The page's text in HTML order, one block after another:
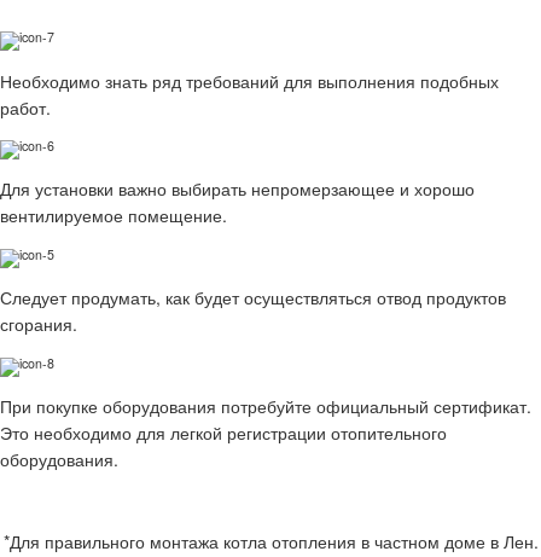
Необходимо знать ряд требований для выполнения подобных
работ.
Для установки важно выбирать непромерзающее и хорошо
вентилируемое помещение.
Следует продумать, как будет осуществляться отвод продуктов
сгорания.
При покупке оборудования потребуйте официальный сертификат.
Это необходимо для легкой регистрации отопительного
оборудования.
*Для правильного монтажа котла отопления в частном доме в Лен.